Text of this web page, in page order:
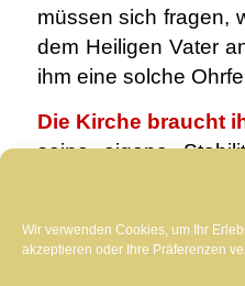
Wir verwenden Cookies, um Ihr
akzeptieren oder Ihre Präferenzen
müssen sich fragen,
dem Heiligen Vater
ihm eine solche
Die Kirche braucht
seine eigene
einem gewissen
verändern und kann